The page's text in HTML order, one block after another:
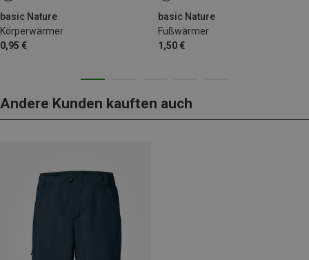
basic Nature
Körperwärmer
0,95 €
basic Nature
Fußwärmer
1,50 €
Andere Kunden kauften auch